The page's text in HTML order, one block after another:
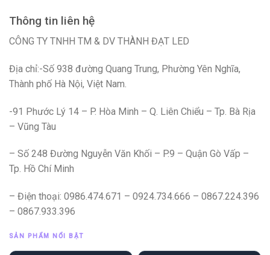
Thông tin liên hệ
CÔNG TY TNHH TM & DV THÀNH ĐẠT LED
Địa chỉ:-Số 938 đường Quang Trung, Phường Yên Nghĩa,
Thành phố Hà Nội, Việt Nam.
-91 Phước Lý 14 – P. Hòa Minh – Q. Liên Chiểu – Tp. Bà Rịa
– Vũng Tàu
– Số 248 Đường Nguyễn Văn Khối – P.9 – Quận Gò Vấp –
Tp. Hồ Chí Minh
– Điện thoại: 0986.474.671 – 0924.734.666 – 0867.224.396
– 0867.933.396
SẢN PHẨM NỔI BẬT